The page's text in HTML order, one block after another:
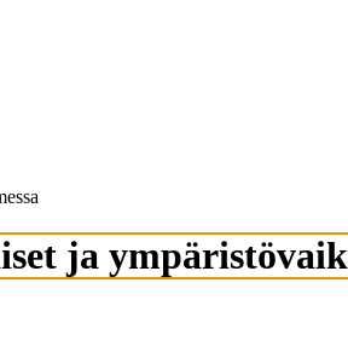
ja